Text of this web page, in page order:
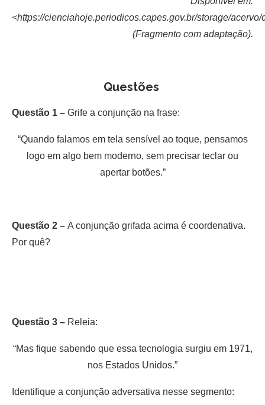
<https://cienciahoje.periodicos.capes.gov.br/storage/acervo/
(Fragmento com adaptação).
Questões
Questão 1 – Grife a conjunção na frase:
“Quando falamos em tela sensível ao toque, pensamos
logo em algo bem moderno, sem precisar teclar ou
apertar botões.”
Questão 2 – A conjunção grifada acima é coordenativa.
Por quê?
Questão 3 – Releia:
“Mas fique sabendo que essa tecnologia surgiu em 1971,
nos Estados Unidos.”
Identifique a conjunção adversativa nesse segmento: